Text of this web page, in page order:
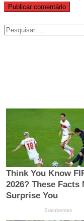
Pesquisar
por: